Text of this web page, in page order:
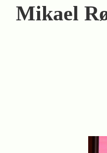
Mikael